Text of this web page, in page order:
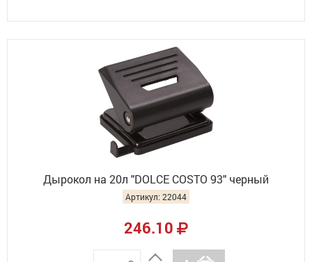
Дырокол на 20л "DOLCE COSTO 93" черный
Артикул: 22044
246.10